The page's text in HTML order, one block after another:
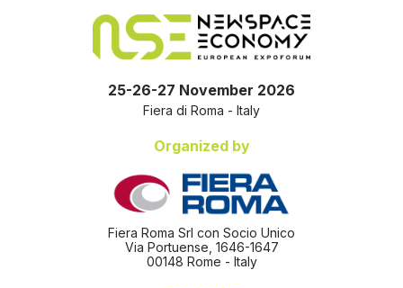
25-26-27 November 2026
Fiera di Roma - Italy
Organized by
Fiera Roma Srl con Socio Unico
Via Portuense, 1646-1647
00148 Rome - Italy